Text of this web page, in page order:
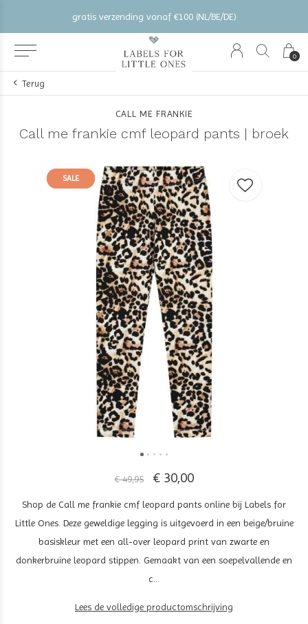
0
gratis verzending vanaf €100 (NL/BE/DE)
Terug
CALL ME FRANKIE
Call me frankie cmf leopard pants | broek
SALE
SALE
€ 49,95 € 30,00
Shop de Call me frankie cmf leopard pants online bij Labels for
Little Ones. Deze geweldige legging is uitgevoerd in een beige/bruine
basiskleur met een all-over leopard print van zwarte en
donkerbruine leopard stippen. Gemaakt van een soepelvallende en
c...
Lees de volledige productomschrijving